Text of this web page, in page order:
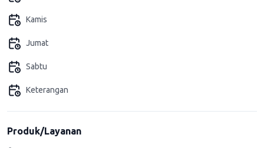
Kamis
Jumat
Sabtu
Keterangan
Produk/Layanan